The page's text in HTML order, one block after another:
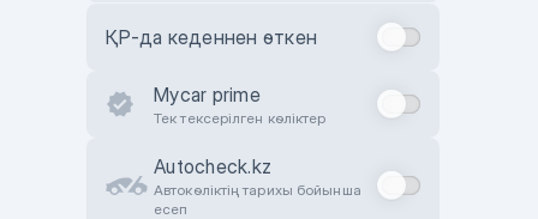
ҚР-да кеденнен өткен
Mycar prime
Тек тексерілген көліктер
Autocheck.kz
Автокөліктің тарихы бойынша
есеп